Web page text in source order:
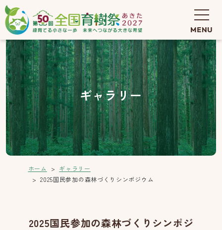
ギャラリー
ホーム
ギャラリー
2025国民参加の森林づくりシンポジウム
2025国民参加の森林づくりシンポジ